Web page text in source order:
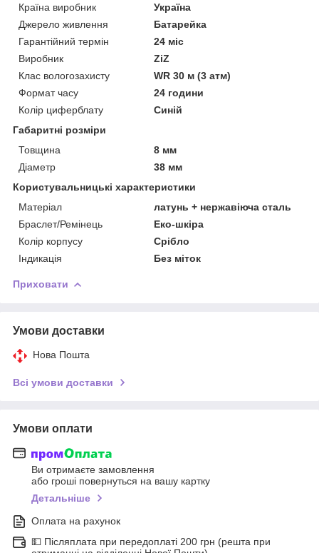
Країна виробник
Україна
Джерело живлення
Батарейка
Гарантійний термін
24 міс
Виробник
ZiZ
Клас вологозахисту
WR 30 м (3 атм)
Формат часу
24 години
Колір циферблату
Синій
Габаритні розміри
Товщина
8 мм
Діаметр
38 мм
Користувальницькі характеристики
Матеріал
латунь + нержавіюча сталь
Браслет/Ремінець
Еко-шкіра
Колір корпусу
Срібло
Індикація
Без міток
Приховати
Умови доставки
Нова Пошта
Всі умови доставки
Умови оплати
Ви отримаєте замовлення
або гроші повернуться на вашу картку
Детальніше
Оплата на рахунок
💵 Післяплата при передоплаті 200 грн (решта при